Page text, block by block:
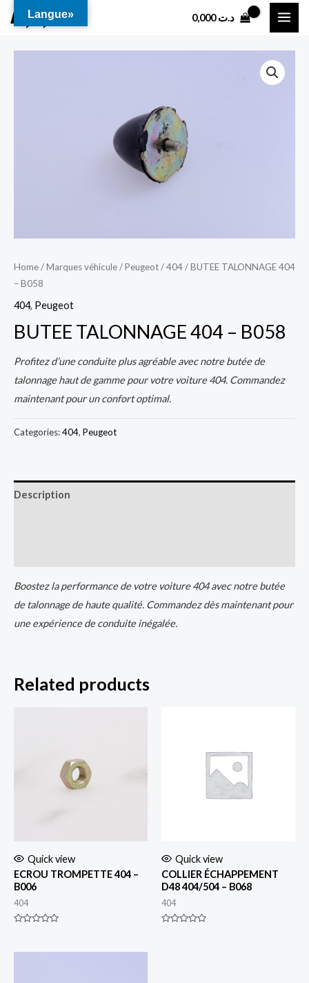
د.ت0,000
Home/Marques véhicule/Peugeot/404/ BUTEE TALONNAGE 404
– B058
404, Peugeot
BUTEE TALONNAGE 404 – B058
Profitez d’une conduite plus agréable avec notre butée de
talonnage haut de gamme pour votre voiture 404. Commandez
maintenant pour un confort optimal.
Categories:404, Peugeot
Description
Boostez la performance de votre voiture 404 avec notre butée
de talonnage de haute qualité. Commandez dès maintenant pour
une expérience de conduite inégalée.
Related products
Quick view
ECROU TROMPETTE 404 –
B006
404
Quick view
COLLIER ÉCHAPPEMENT
D48 404/504 – B068
404
Langue»